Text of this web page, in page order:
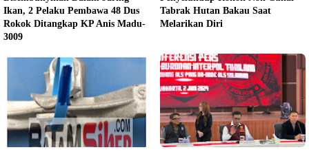
Ikan, 2 Pelaku Pembawa 48 Dus
Rokok Ditangkap KP Anis Madu-
3009
Tabrak Hutan Bakau Saat
Melarikan Diri